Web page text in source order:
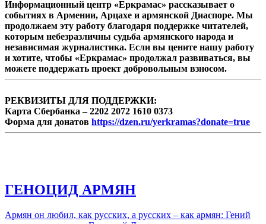
оптимизации министерств.
Информационный центр «Еркрамас» рассказывает о
событиях в Армении, Арцахе и армянской Диаспоре. Мы
продолжаем эту работу благодаря поддержке читателей,
которым небезразличны судьба армянского народа и
независимая журналистика. Если вы цените нашу работу
и хотите, чтобы «Еркрамас» продолжал развиваться, вы
можете поддержать проект добровольным взносом.
РЕКВИЗИТЫ ДЛЯ ПОДДЕРЖКИ:
Карта Сбербанка – 2202 2072 1610 0373
Форма для донатов https://dzen.ru/yerkramas?donate=true
ГЕНОЦИД АРМЯН
Армян он любил, как русских, а русских – как армян: Гений